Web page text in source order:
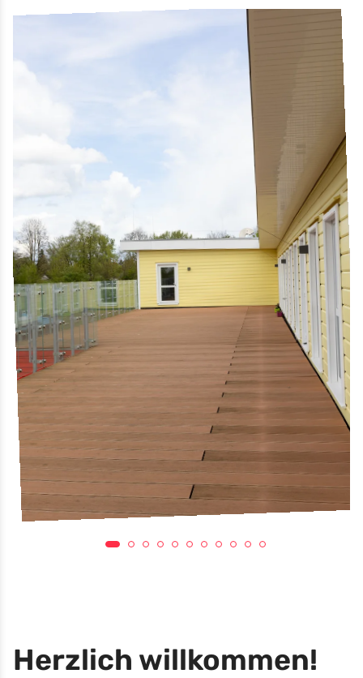
Herzlich willkommen!